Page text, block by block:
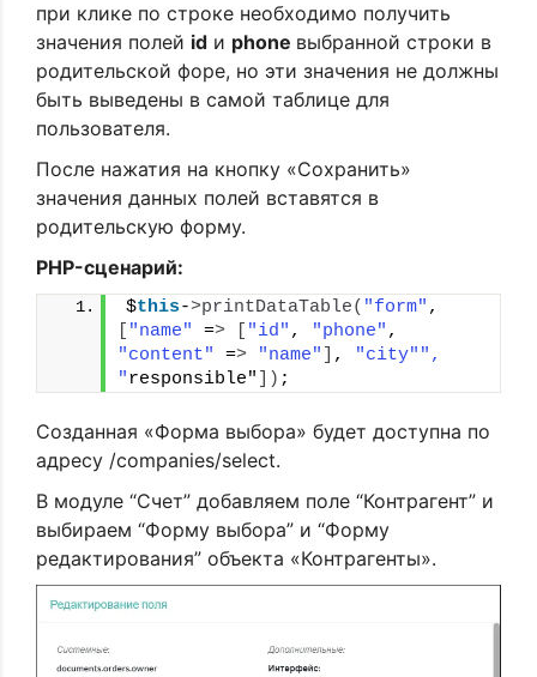
при клике по строке необходимо получить
значения полей id и phone выбранной строки в
родительской форе, но эти значения не должны
быть выведены в самой таблице для
пользователя.
После нажатия на кнопку «Сохранить»
значения данных полей вставятся в
родительскую форму.
PHP-сценарий:
$this->printDataTable( "form"
"name" => "id" , "phone"
"content"
=> "name" , "city" ",
"responsible" ]) ;
Созданная «Форма выбора» будет доступна по
адресу /companies/select.
В модуле “Счет” добавляем поле “Контрагент” и
выбираем “Форму выбора” и “Форму
редактирования” объекта «Контрагенты».